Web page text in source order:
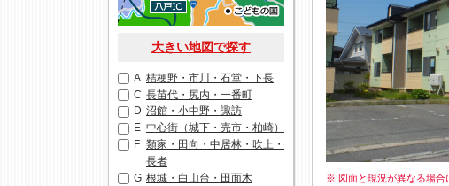
大きい地図で探す
A 桔梗野・市川・石堂・下長
C 長苗代・尻内・一番町
D 沼館・小中野・諏訪
E 中心街（城下・売市・柏崎）
F 類家・田向・中居林・吹上・
長者
G 根城・白山台・田面木
※ 図面と現況が異なる場合